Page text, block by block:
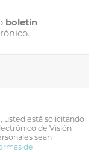
boletín
usted está solicitando
de Visión
sean
de